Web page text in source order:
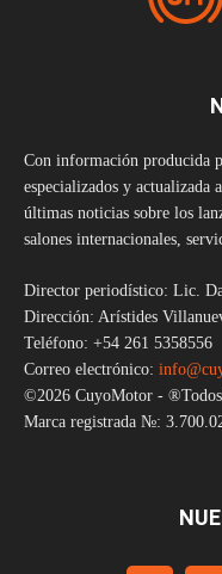
Con información producida
especializados y actualizada
últimas noticias sobre los
salones internacionales,
Director periodístico: Lic.
Dirección: Arístides
Teléfono: +54 261 5358556
Correo electrónico:
©2026 CuyoMotor - ®Todos
Marca registrada №: